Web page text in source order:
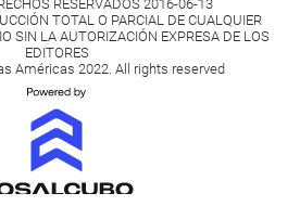
RESERVADOS 2016-06-13
TOTAL O PARCIAL DE CUALQUIER
SIN LA AUTORIZACIÓN EXPRESA DE LOS
EDITORES
Américas 2022. All rights reserved